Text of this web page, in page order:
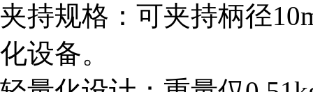
夹持规格：可夹持柄径
化设备。